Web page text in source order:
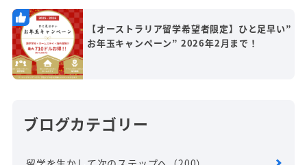
【オーストラリア留学希望者限定】ひと足早い”
お年玉キャンペーン” 2026年2月まで！
ブログカテゴリー